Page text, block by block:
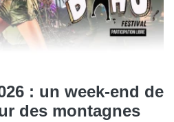
: un week-end de
des montagnes